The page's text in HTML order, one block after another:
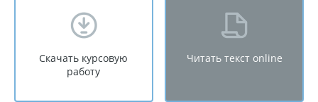
Скачать курсовую
работу
Читать текст online